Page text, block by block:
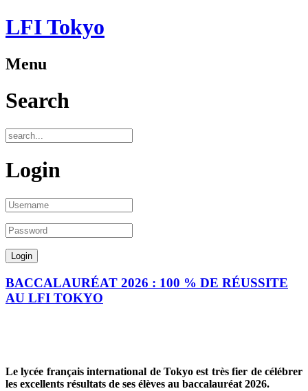
LFI Tokyo
Menu
Search
Login
BACCALAURÉAT 2026 : 100 % DE RÉUSSITE
AU LFI TOKYO
Le lycée français international de Tokyo est très fier de célébrer
les excellents résultats de ses élèves au baccalauréat 2026.